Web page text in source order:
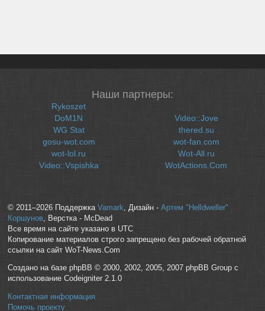
Наши партнеры:
Rykoszet
DoM1N
WG Stat
gosu-wot.com
wot-lol.ru
Video::Vspishka
Video::Jove
thered.su
wot-fan.com
Wot-All.ru
WotActions.Com
© 2011–2026 Поддержка Vamark, Дизайн - Артем "Helldweller"
Коршунов, Верстка - McDead
Все время на сайте указано в UTC
Копирование материалов строго запрещено без рабочей обратной
ссылки на сайт WoT-News.Com
Создано на базе phpBB © 2000, 2002, 2005, 2007 phpBB Group с
использование Codeigniter 2.1.0
Контактная информация
Помочь проекту